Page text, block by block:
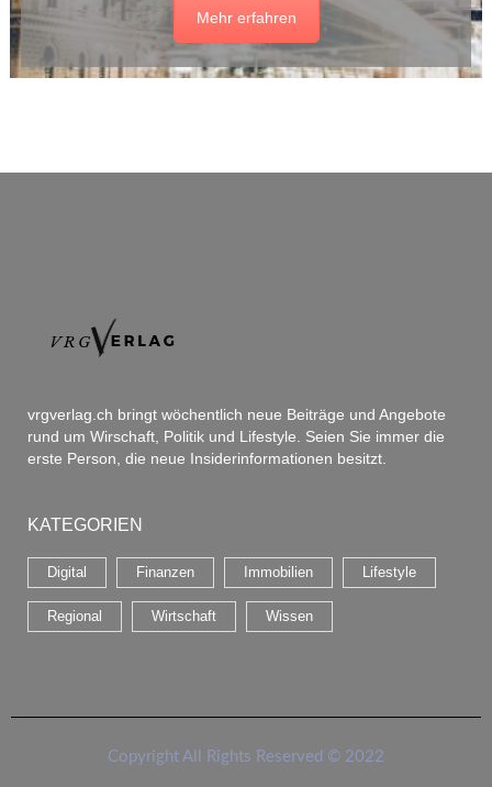
Mehr erfahren
vrgverlag.ch bringt wöchentlich neue Beiträge und Angebote
rund um Wirschaft, Politik und Lifestyle. Seien Sie immer die
erste Person, die neue Insiderinformationen besitzt.
KATEGORIEN
Digital Finanzen Immobilien Lifestyle
Regional Wirtschaft Wissen
Copyright All Rights Reserved © 2022